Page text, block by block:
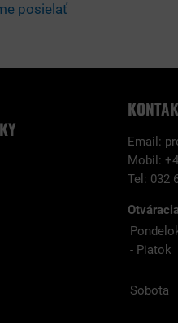
posielať
Email:
Mobil:
Tel: 032
- Piatok
Sobota